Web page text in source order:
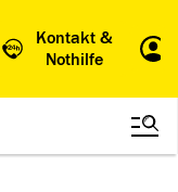
Kontakt &
Nothilfe